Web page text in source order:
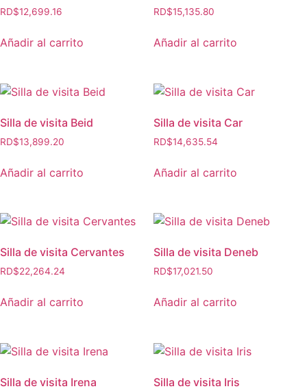
RD$12,699.16
Añadir al carrito
RD$15,135.80
Añadir al carrito
Silla de visita Beid
RD$13,899.20
Añadir al carrito
Silla de visita Car
RD$14,635.54
Añadir al carrito
Silla de visita Cervantes
RD$22,264.24
Añadir al carrito
Silla de visita Deneb
RD$17,021.50
Añadir al carrito
Silla de visita Irena Silla de visita Iris